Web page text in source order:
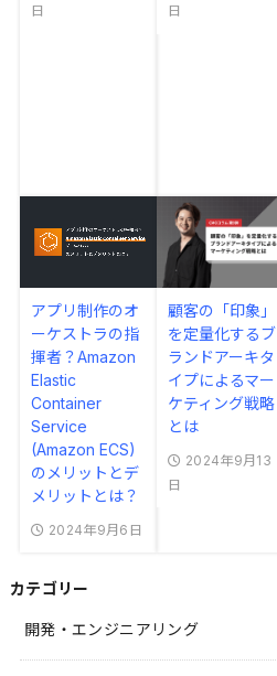
日
日
アプリ制作のオ
ーケストラの指
揮者？Amazon
Elastic
Container
Service
(Amazon ECS)
のメリットとデ
メリットとは？
2024年9月6日
顧客の「印象」
を定量化するブ
ランドアーキタ
イプによるマー
ケティング戦略
とは
2024年9月13
日
カテゴリー
開発・エンジニアリング